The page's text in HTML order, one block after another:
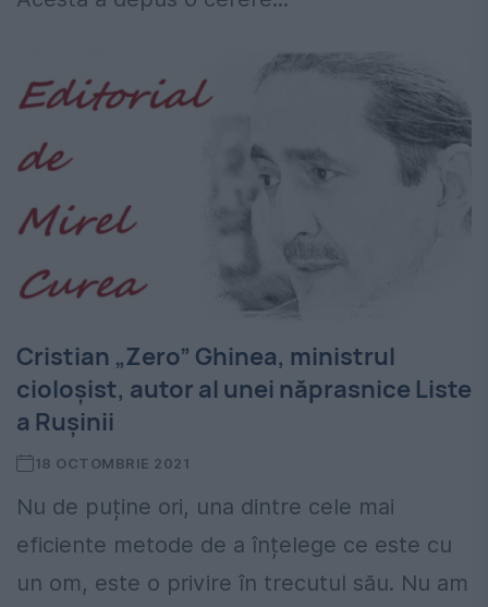
Cristian „Zero” Ghinea, ministrul
cioloșist, autor al unei năprasnice Liste
a Rușinii
18 OCTOMBRIE 2021
Nu de puține ori, una dintre cele mai
eficiente metode de a înțelege ce este cu
un om, este o privire în trecutul său. Nu am